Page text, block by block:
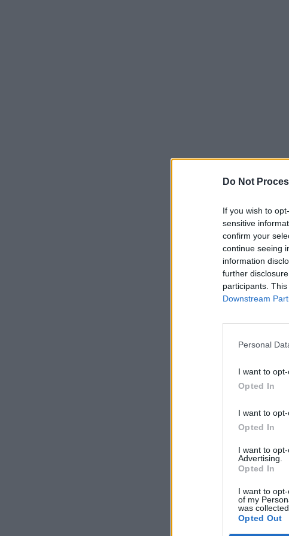
Do Not
If you wish to
sensitive
confirm your
continue seeing
information
further
participants.
Downstream
Personal
I want to
Opted In
I want to
Opted In
I want to
Advertising.
Opted In
I want to
of my
was collected.
Opted Out